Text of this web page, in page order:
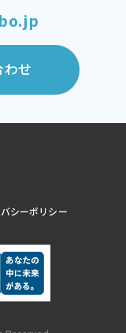
わせ
シーポリシー